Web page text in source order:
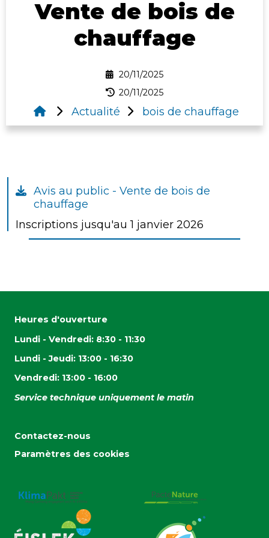
Vente de bois de
chauffage
20/11/2025
20/11/2025
bois de chauffage
Actualité
Avis au public - Vente de bois de
chauffage
Inscriptions jusqu'au 1 janvier 2026
Heures d'ouverture
Lundi - Vendredi: 8:30 - 11:30
Lundi - Jeudi: 13:00 - 16:30
Vendredi: 13:00 - 16:00
Service technique uniquement le matin
Contactez-nous
Paramètres des cookies